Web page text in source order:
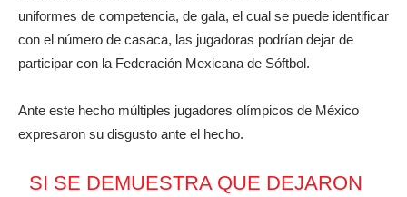
uniformes de competencia, de gala, el cual se puede identificar
con el número de casaca, las jugadoras podrían dejar de
participar con la Federación Mexicana de Sóftbol.
Ante este hecho múltiples jugadores olímpicos de México
expresaron su disgusto ante el hecho.
SI SE DEMUESTRA QUE DEJARON